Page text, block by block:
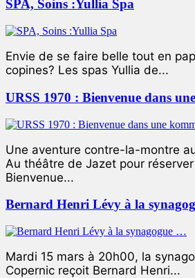
SPA, Soins :Yullia Spa
Envie de se faire belle tout en
copines? Les spas Yullia de...
URSS 1970 : Bienvenue dans
Une aventure contre-la-montre
Au théâtre de Jazet pour
Bienvenue...
Bernard Henri Lévy à la
Mardi 15 mars à 20h00, la
Copernic reçoit Bernard Henri...